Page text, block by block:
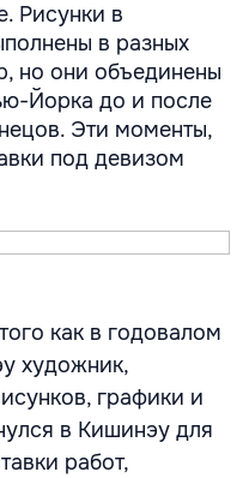
Рисунки в
в разных
но они объединены
Йорка до и после
Эти моменты,
под девизом
как в годовалом
художник,
графики и
в Кишинэу для
работ,